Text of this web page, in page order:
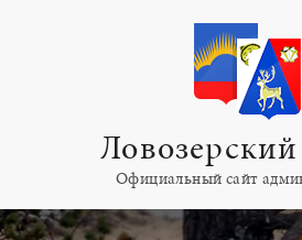
Официальный сайт